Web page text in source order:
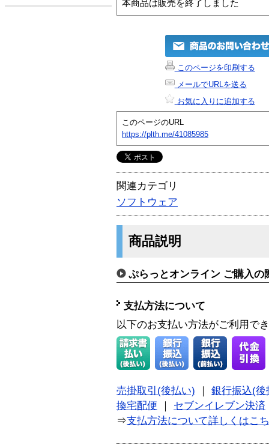
本商品は販売を終了しました
このページを印刷する
メールでURLを送る
お気に入りに追加する
このページのURL
https://plth.me/41085985
関連カテゴリ
ソフトウェア
商品説明
ぷらっとオンライン ご購入の
支払方法について
以下のお支払い方法がご利用で
売掛取引(後払い)
銀行振込(後
換宅配便
セブンイレブン決済
⇒支払方法について詳しくはこ